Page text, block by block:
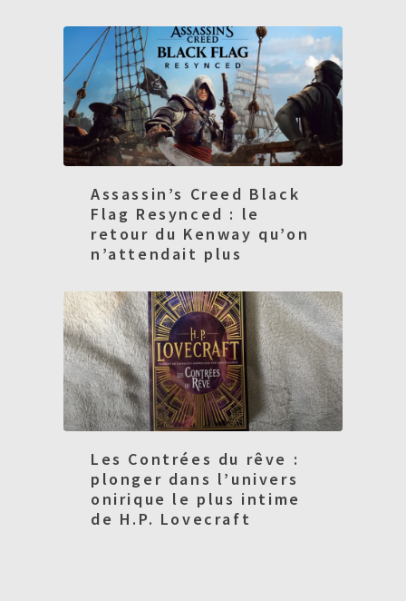
Assassin’s Creed Black
Flag Resynced : le
retour du Kenway qu’on
n’attendait plus
Les Contrées du rêve :
plonger dans l’univers
onirique le plus intime
de H.P. Lovecraft